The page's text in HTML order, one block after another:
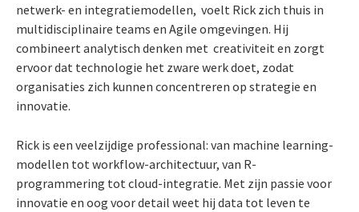
netwerk- en integratiemodellen, voelt Rick zich thuis in
multidisciplinaire teams en Agile omgevingen. Hij
combineert analytisch denken met creativiteit en zorgt
ervoor dat technologie het zware werk doet, zodat
organisaties zich kunnen concentreren op strategie en
innovatie.
Rick is een veelzijdige professional: van machine learning-
modellen tot workflow-architectuur, van R-
programmering tot cloud-integratie. Met zijn passie voor
innovatie en oog voor detail weet hij data tot leven te